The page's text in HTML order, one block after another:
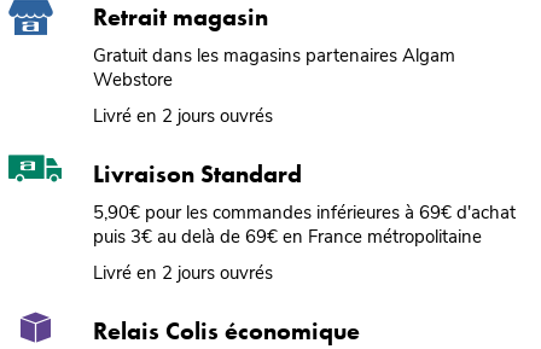
Retrait magasin
Gratuit dans les magasins partenaires Algam
Webstore
Livré en 2 jours ouvrés
Livraison Standard
5,90€ pour les commandes inférieures à 69€ d'achat
puis 3€ au delà de 69€ en France métropolitaine
Livré en 2 jours ouvrés
Relais Colis économique